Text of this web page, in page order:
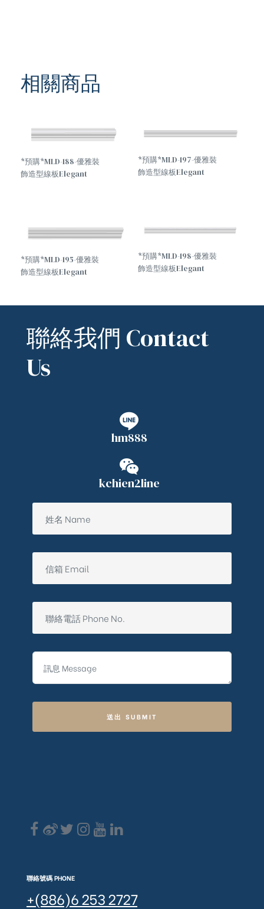
相關商品
*預購*MLD-188-優雅裝
飾造型線板Elegant
*預購*MLD-197-優雅裝
飾造型線板Elegant
*預購*MLD-195-優雅裝
飾造型線板Elegant
*預購*MLD-198-優雅裝
飾造型線板Elegant
聯絡我們 Contact
Us
hm888
kchien2line
送出 SUBMIT
聯絡號碼 PHONE
+(886)6 253 2727